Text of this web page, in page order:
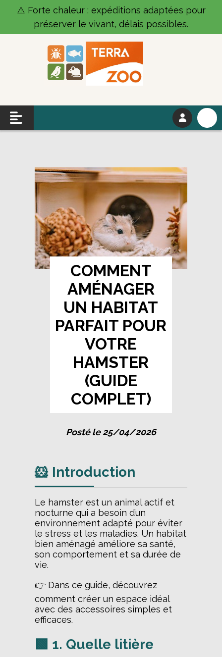
⚠️ Forte chaleur : expéditions adaptées pour
préserver le vivant, délais possibles.
COMMENT
AMÉNAGER
UN HABITAT
PARFAIT POUR
VOTRE
HAMSTER
(GUIDE
COMPLET)
Posté le 25/04/2026
🐹 Introduction
Le hamster est un animal actif et
nocturne qui a besoin d’un
environnement adapté pour éviter
le stress et les maladies. Un habitat
bien aménagé améliore sa santé,
son comportement et sa durée de
vie.
👉 Dans ce guide, découvrez
comment créer un espace idéal
avec des accessoires simples et
efficaces.
🟩 1. Quelle litière